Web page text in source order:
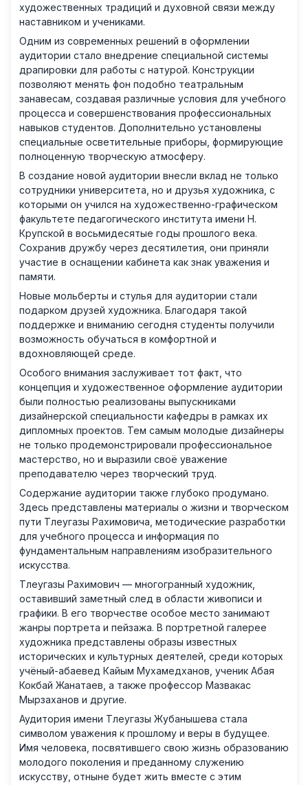
художественных традиций и духовной связи между
наставником и учениками.
Одним из современных решений в оформлении
аудитории стало внедрение специальной системы
драпировки для работы с натурой. Конструкции
позволяют менять фон подобно театральным
занавесам, создавая различные условия для учебного
процесса и совершенствования профессиональных
навыков студентов. Дополнительно установлены
специальные осветительные приборы, формирующие
полноценную творческую атмосферу.
В создание новой аудитории внесли вклад не только
сотрудники университета, но и друзья художника, с
которыми он учился на художественно-графическом
факультете педагогического института имени Н.
Крупской в восьмидесятые годы прошлого века.
Сохранив дружбу через десятилетия, они приняли
участие в оснащении кабинета как знак уважения и
памяти.
Новые мольберты и стулья для аудитории стали
подарком друзей художника. Благодаря такой
поддержке и вниманию сегодня студенты получили
возможность обучаться в комфортной и
вдохновляющей среде.
Особого внимания заслуживает тот факт, что
концепция и художественное оформление аудитории
были полностью реализованы выпускниками
дизайнерской специальности кафедры в рамках их
дипломных проектов. Тем самым молодые дизайнеры
не только продемонстрировали профессиональное
мастерство, но и выразили своё уважение
преподавателю через творческий труд.
Содержание аудитории также глубоко продумано.
Здесь представлены материалы о жизни и творческом
пути Тлеугазы Рахимовича, методические разработки
для учебного процесса и информация по
фундаментальным направлениям изобразительного
искусства.
Тлеугазы Рахимович — многогранный художник,
оставивший заметный след в области живописи и
графики. В его творчестве особое место занимают
жанры портрета и пейзажа. В портретной галерее
художника представлены образы известных
исторических и культурных деятелей, среди которых
учёный-абаевед Кайым Мухамедханов, ученик Абая
Кокбай Жанатаев, а также профессор Мазвакас
Мырзаханов и другие.
Аудитория имени Тлеугазы Жубанышева стала
символом уважения к прошлому и веры в будущее.
Имя человека, посвятившего свою жизнь образованию
молодого поколения и преданному служению
искусству, отныне будет жить вместе с этим